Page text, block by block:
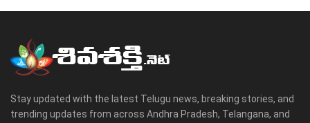
Stay updated with the latest Telugu news, breaking stories, and
trending updates from across Andhra Pradesh, Telangana, and